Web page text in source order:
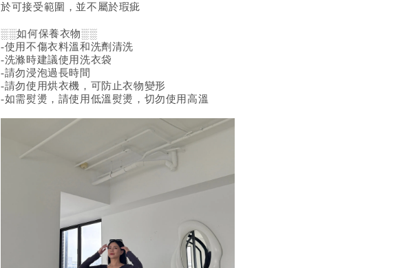
於可接受範圍，並不屬於瑕疵
░░如何保養衣物░░
-使用不傷衣料溫和洗劑清洗
-洗滌時建議使用洗衣袋
-請勿浸泡過長時間
-請勿使用烘衣機，可防止衣物變形
-如需熨燙，請使用低溫熨燙，切勿使用高溫